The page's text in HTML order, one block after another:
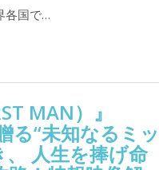
各国で…
MAN）』
る“未知なるミッ
人生を捧げ命